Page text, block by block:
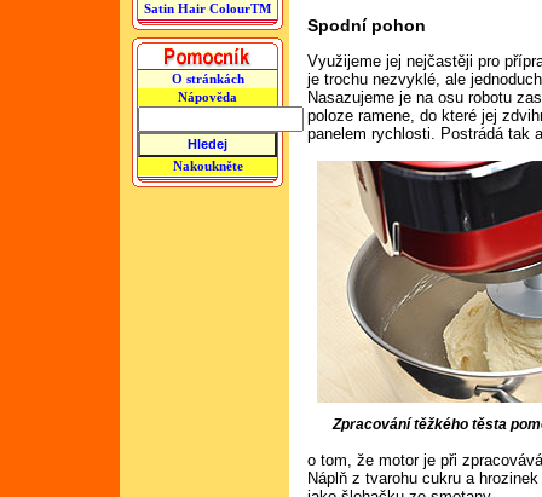
Satin Hair ColourTM
O stránkách
Nápověda
Nakoukněte
Spodní pohon
Využijeme jej nejčastěji pro
je trochu nezvyklé, ale
Nasazujeme je na osu robotu
poloze ramene, do které jej
panelem rychlosti. Postrádá tak
Zpracování těžkého těsta
o tom, že motor je při
Náplň z tvarohu cukru a